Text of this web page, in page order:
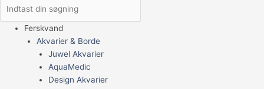
Ferskvand
Akvarier & Borde
Juwel Akvarier
AquaMedic
Design Akvarier